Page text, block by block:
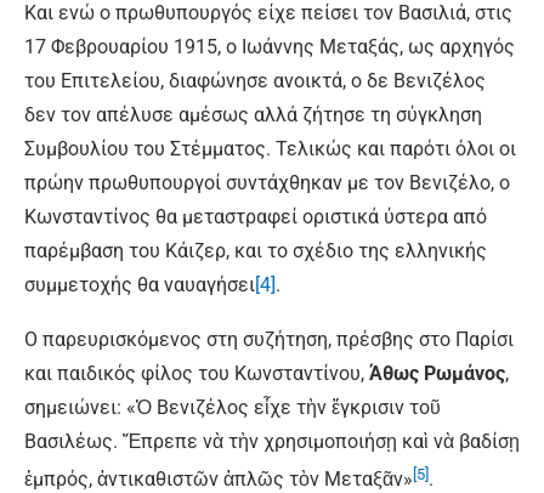
Και ενώ ο πρωθυπουργός είχε πείσει τον Βασιλιά, στις
17 Φεβρουαρίου 1915, ο Ιωάννης Μεταξάς, ως αρχηγός
του Επιτελείου, διαφώνησε ανοικτά, ο δε Βενιζέλος
δεν τον απέλυσε αμέσως αλλά ζήτησε τη σύγκληση
Συμβουλίου του Στέμματος. Τελικώς και παρότι όλοι οι
πρώην πρωθυπουργοί συντάχθηκαν με τον Βενιζέλο, ο
Κωνσταντίνος θα μεταστραφεί οριστικά ύστερα από
παρέμβαση του Κάιζερ, και το σχέδιο της ελληνικής
συμμετοχής θα ναυαγήσει[4].
Ο παρευρισκόμενος στη συζήτηση, πρέσβης στο Παρίσι
και παιδικός φίλος του Κωνσταντίνου, Άθως Ρωμάνος,
σημειώνει: «Ὁ Βενιζέλος εἶχε τὴν ἔγκρισιν τοῦ
Βασιλέως. Ἔπρεπε νὰ τὴν χρησιμοποιήσῃ καὶ νὰ βαδίσῃ
ἐμπρός, ἀντικαθιστῶν ἁπλῶς τὸν Μεταξᾶν» [5].